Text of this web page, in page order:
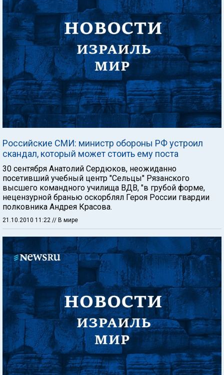
Российские СМИ: министр обороны РФ устроил
скандал, который может стоить ему поста
30 сентября Анатолий Сердюков, неожиданно
посетивший учебный центр "Сельцы" Рязанского
высшего командного училища ВДВ, "в грубой форме,
нецензурной бранью оскорблял Героя России гвардии
полковника Андрея Красова.
21.10.2010 11:22 // В мире